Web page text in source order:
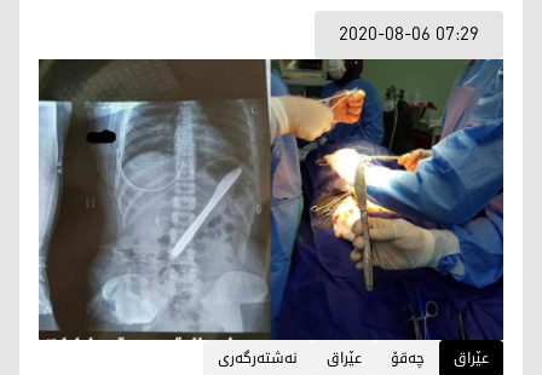
2020-08-06 07:29
عێراق چەقۆ عێراق نەشتەرگەری